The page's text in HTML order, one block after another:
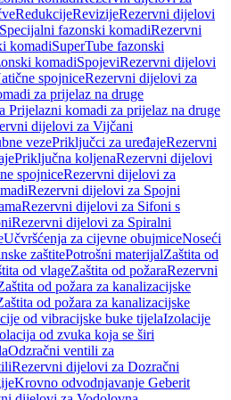
RedukcijeRevizijeRezervni dijelovi
Specijalni fazonski komadiRezervni
komadiSuperTube fazonski
komadiSpojeviRezervni dijelovi
spojniceRezervni dijelovi za
za prijelaz na druge
Prijelazni komadi za prijelaz na druge
dijelovi za Vijčani
vezePriključci za uređajeRezervni
Priključna koljenaRezervni dijelovi
spojniceRezervni dijelovi za
Rezervni dijelovi za Spojni
Rezervni dijelovi za Sifoni s
Rezervni dijelovi za Spiralni
Učvršćenja za cijevne obujmiceNoseći
zaštitePotrošni materijalZaštita od
od vlageZaštita od požaraRezervni
od požara za kanalizacijske
od požara za kanalizacijske
od vibracijske buke tijelaIzolacije
od zvuka koja se širi
Odzračni ventili za
Rezervni dijelovi za Dozračni
Krovno odvodnjavanje Geberit